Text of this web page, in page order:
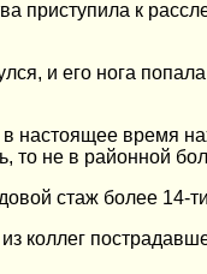
приступила к
и его нога
настоящее время
то не в районной
стаж более 14-ти
коллег